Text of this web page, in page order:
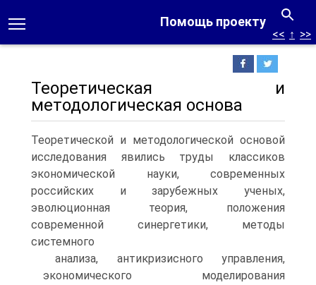
Помощь проекту
<< ↑ >>
Теоретическая и
методологическая основа
Теоретической и методологической основой
исследования явились труды классиков
экономической науки, современных
российских и зарубежных ученых,
эволюционная теория, положения
современной синергетики, методы
системного
анализа, антикризисного управления,
экономического моделирования